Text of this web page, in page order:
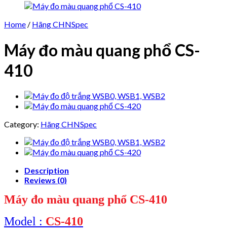
Home / Hãng CHNSpec
Máy đo màu quang phổ CS-
410
Category: Hãng CHNSpec
Description
Reviews (0)
Máy đo màu quang phổ CS-410
Model : CS-410